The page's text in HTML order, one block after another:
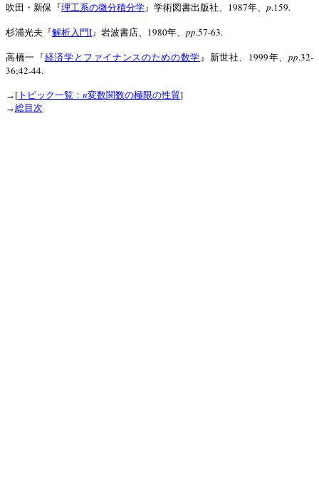
吹田・新保『理工系の微分積分学』学術図書出版社、 1987年、 p.159.
杉浦光夫『解析入門I』岩波書店、 1980年、 pp.57-63.
高橋一『経済学とファイナンスのための数学』新世社、 1999年、pp.32-
36;42-44.
→ [ トピック一覧： n変数関数の極限の性質]
→総目次